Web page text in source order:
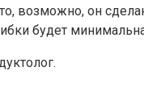
возможно, он
будет